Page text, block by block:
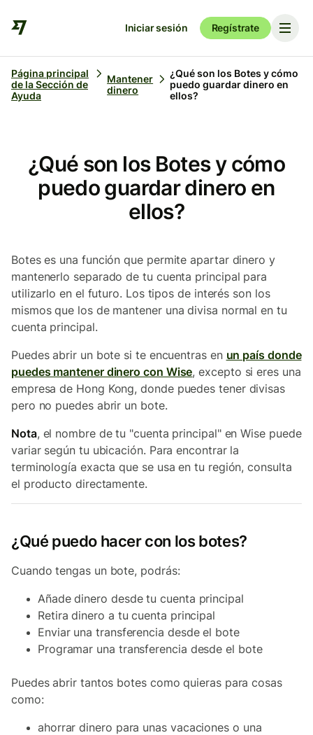
Iniciar sesión Regístrate
Página principal
de la Sección de
Ayuda
Mantener
dinero
¿Qué son los Botes y cómo
puedo guardar dinero en
ellos?
¿Qué son los Botes y cómo
puedo guardar dinero en
ellos?
Botes es una función que permite apartar dinero y
mantenerlo separado de tu cuenta principal para
utilizarlo en el futuro. Los tipos de interés son los
mismos que los de mantener una divisa normal en tu
cuenta principal.
Puedes abrir un bote si te encuentras en un país donde
puedes mantener dinero con Wise, excepto si eres una
empresa de Hong Kong, donde puedes tener divisas
pero no puedes abrir un bote.
Nota, el nombre de tu "cuenta principal" en Wise puede
variar según tu ubicación. Para encontrar la
terminología exacta que se usa en tu región, consulta
el producto directamente.
¿Qué puedo hacer con los botes?
Cuando tengas un bote, podrás:
Añade dinero desde tu cuenta principal
Retira dinero a tu cuenta principal
Enviar una transferencia desde el bote
Programar una transferencia desde el bote
Puedes abrir tantos botes como quieras para cosas
como:
ahorrar dinero para unas vacaciones o una